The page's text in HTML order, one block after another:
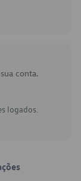
conta.
logados.